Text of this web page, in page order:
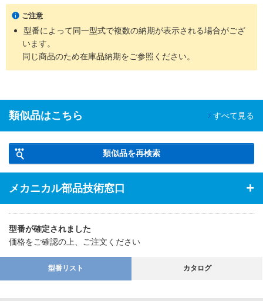
・クッションバルブは、安全対策として、抜け止め機構、およびゆ
るみ止め用ロックナットを採用しました
・バリエーション豊富かつ保全性を良くした、小形スイッチを標準
化しました
ご注意
型番によって同一型式で複数の納期が表示される場合がござ
います。
同じ商品のため在庫品納期をご参照ください。
類似品はこちら すべて見る
類似品を再検索
メカニカル部品技術窓口
型番が確定されました
価格をご確認の上、ご注文ください
型番リスト カタログ